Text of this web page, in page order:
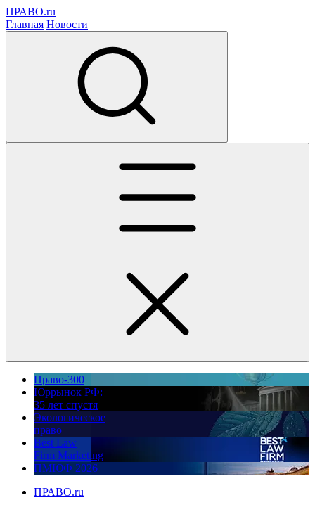
ПРАВО.ru
Главная Новости
Право-300
Юррынок РФ:
35 лет спустя
Экологическое
право
Best Law
Firm Marketing
ПМЮФ 2026
ПРАВО.ru